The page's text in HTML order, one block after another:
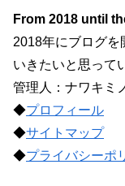
From 2018 until
2018年にブログを
いきたいと思って
管理人：ナワキミ
◆プロフィール
◆サイトマップ
◆プライバシーポ